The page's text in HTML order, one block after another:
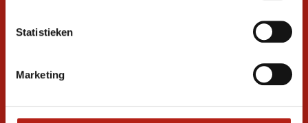
Statistieken
Marketing
Volg ons
promoties